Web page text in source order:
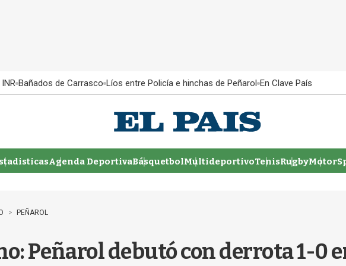
Bañados de Carrasco Líos entre Policía e hinchas de Peñarol En Clave País
Agenda DeportivaBásquetbolMultideportivoTenisRugby
PEÑAROL
Peñarol debutó con derrota 1-0